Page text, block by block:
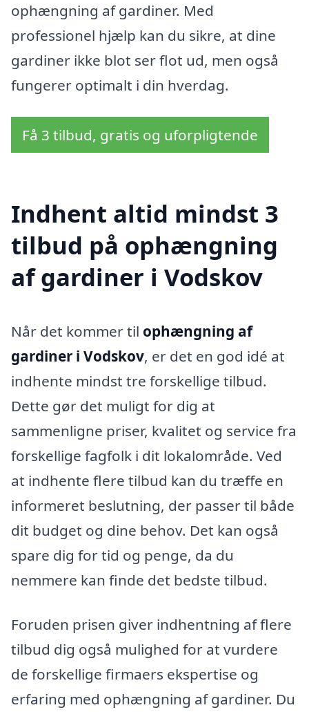
ophængning af gardiner. Med
professionel hjælp kan du sikre, at dine
gardiner ikke blot ser flot ud, men også
fungerer optimalt i din hverdag.
Få 3 tilbud, gratis og uforpligtende
Indhent altid mindst 3
tilbud på ophængning
af gardiner i Vodskov
Når det kommer til ophængning af
gardiner i Vodskov, er det en god idé at
indhente mindst tre forskellige tilbud.
Dette gør det muligt for dig at
sammenligne priser, kvalitet og service fra
forskellige fagfolk i dit lokalområde. Ved
at indhente flere tilbud kan du træffe en
informeret beslutning, der passer til både
dit budget og dine behov. Det kan også
spare dig for tid og penge, da du
nemmere kan finde det bedste tilbud.
Foruden prisen giver indhentning af flere
tilbud dig også mulighed for at vurdere
de forskellige firmaers ekspertise og
erfaring med ophængning af gardiner. Du